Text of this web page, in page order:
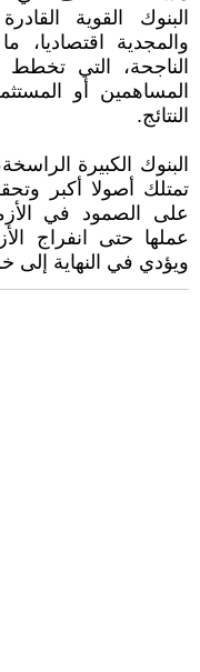
البنوك القوية
والمجدية اقتصاديا،
الناجحة، التي
المساهمين أو
النتائج.
البنوك الكبيرة
تمتلك أصولا أكبر
على الصمود في
عملها حتى انفراج
ويؤدي في النهاية إلى